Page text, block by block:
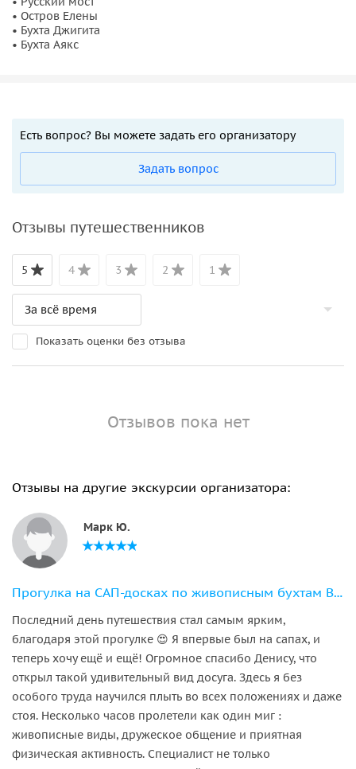
• Инструктор объяснит всё перед стартом
• Остров Елены
• Бухта Джигита
• Бухта Аякс
Есть вопрос? Вы можете задать его организатору
Задать вопрос
Отзывы путешественников
5 4 3 2 1
Показать оценки без отзыва
Отзывов пока нет
Отзывы на другие экскурсии организатора:
Марк Ю.
Прогулка на САП-досках по живописным бухтам Владивостока и острова Русский
Последний день путешествия стал самым ярким,
благодаря этой прогулке 😍 Я впервые был на сапах, и
теперь хочу ещё и ещё! Огромное спасибо Денису, что
открыл такой удивительный вид досуга. Здесь я без
особого труда научился плыть во всех положениях и даже
стоя. Несколько часов пролетели как один миг :
живописные виды, дружеское общение и приятная
физическая активность. Специалист не только